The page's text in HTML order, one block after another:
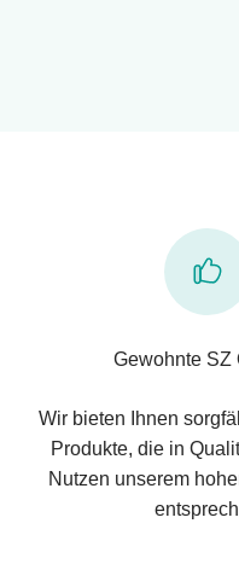
Gewohnte SZ
Wir bieten Ihnen
Produkte, die in
Nutzen unserem